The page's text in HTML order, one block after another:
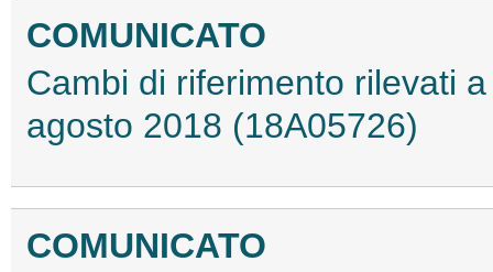
COMUNICATO
Cambi di riferimento rilevati
agosto 2018 (18A05726)
COMUNICATO